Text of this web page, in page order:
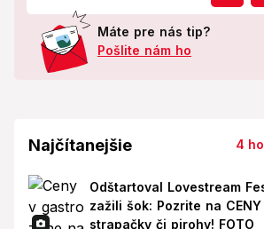
Máte pre nás tip?
Pošlite nám ho
Najčítanejšie 4
Odštartoval Lovestream
zažili šok: Pozrite na
strapačky či pirohy! FOTO